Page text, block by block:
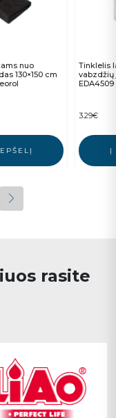
nuo
130×150 cm
Tinklelis
vabzdžių
3.29€
Į
rasite